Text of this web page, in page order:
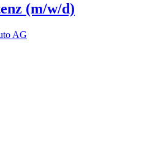
(m/w/d)
AG